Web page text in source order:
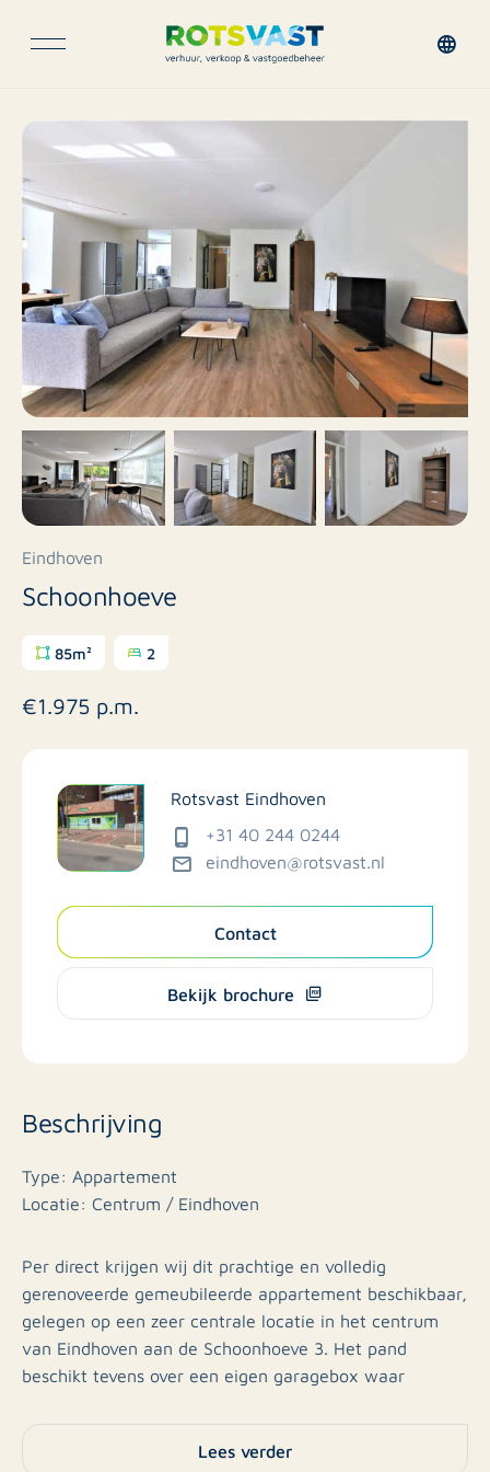
Eindhoven
Schoonhoeve
85m² 2
€1.975 p.m.
Rotsvast Eindhoven
+31 40 244 0244
eindhoven@rotsvast.nl
Contact
Bekijk brochure
Beschrijving
Type: Appartement
Locatie: Centrum / Eindhoven
Per direct krijgen wij dit prachtige en volledig
gerenoveerde gemeubileerde appartement beschikbaar,
gelegen op een zeer centrale locatie in het centrum
van Eindhoven aan de Schoonhoeve 3. Het pand
beschikt tevens over een eigen garagebox waar
In de directe nabijheid van de woning treft u het
stadscentrum, diverse winkel- en eetgelegenheden,
Lees verder